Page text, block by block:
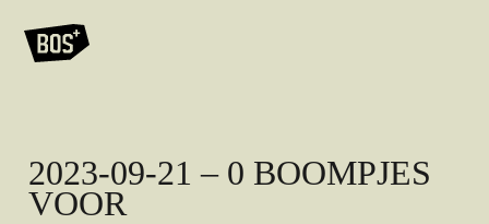
2023-09-21 – 0 BOOMPJES
VOOR